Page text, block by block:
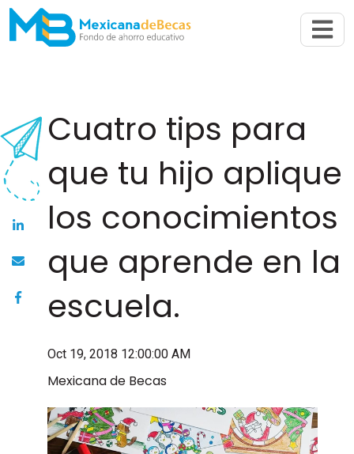
Abrir
Cuatro tips para
que tu hijo aplique
los conocimientos
que aprende en la
escuela.
Oct 19, 2018 12:00:00 AM
Mexicana de Becas